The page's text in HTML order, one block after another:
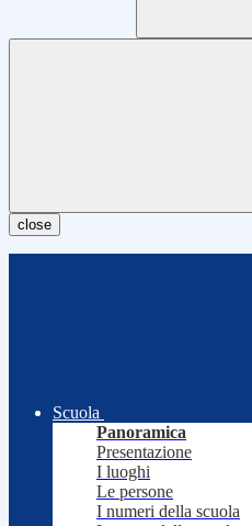
close
Scuola
Panoramica
Presentazione
I luoghi
Le persone
I numeri della scuola